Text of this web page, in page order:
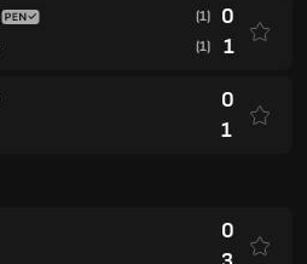
(1) 0
(1) 1
0
1
0